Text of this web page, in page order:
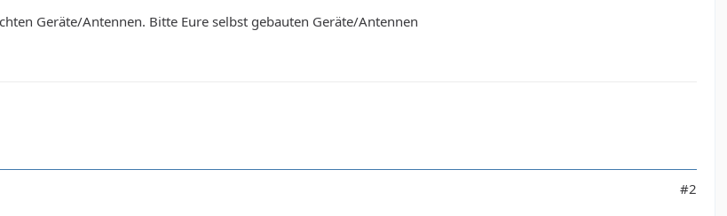
Geräte/Antennen. Bitte Eure selbst gebauten Geräte/Antennen
#2